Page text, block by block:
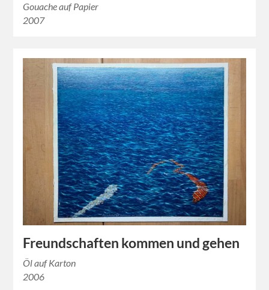
Gouache auf Papier
2007
Freundschaften kommen und gehen
Öl auf Karton
2006